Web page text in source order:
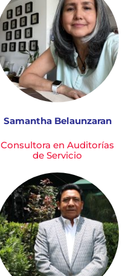
Samantha Belaunzaran
Consultora en Auditorías
de Servicio